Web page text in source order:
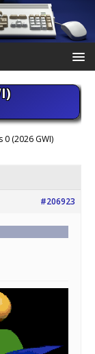
0 (2026 GWI)
#206923